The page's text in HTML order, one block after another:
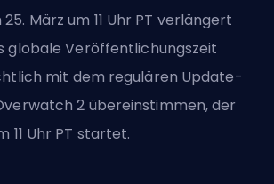
März um 11 Uhr PT verlängert
globale Veröffentlichungszeit
mit dem regulären Update-
2 übereinstimmen, der
11 Uhr PT startet.